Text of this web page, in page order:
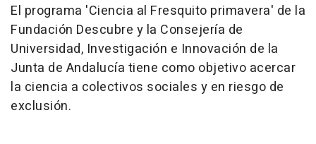
El programa 'Ciencia al Fresquito primavera' de la
Fundación Descubre y la Consejería de
Universidad, Investigación e Innovación de la
Junta de Andalucía tiene como objetivo acercar
la ciencia a colectivos sociales y en riesgo de
exclusión.